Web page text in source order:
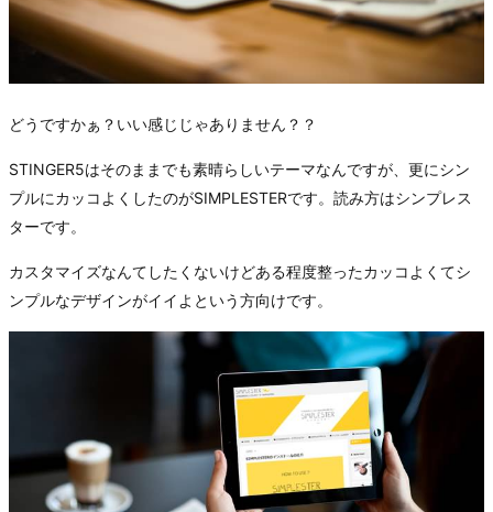
どうですかぁ？いい感じじゃありません？？
STINGER5はそのままでも素晴らしいテーマなんですが、更にシン
プルにカッコよくしたのがSIMPLESTERです。読み方はシンプレス
ターです。
カスタマイズなんてしたくないけどある程度整ったカッコよくてシ
ンプルなデザインがイイよという方向けです。